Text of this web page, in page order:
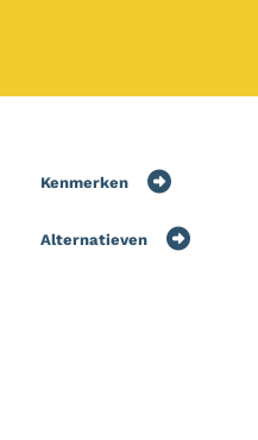
Kenmerken
Alternatieven